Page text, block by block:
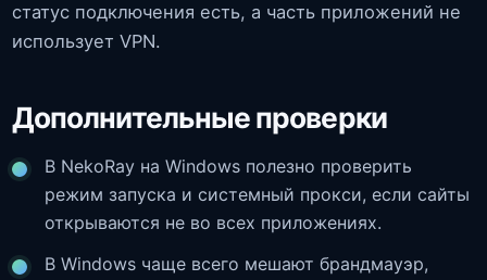
статус подключения есть, а часть приложений не
использует VPN.
Дополнительные проверки
В NekoRay на Windows полезно проверить
режим запуска и системный прокси, если сайты
открываются не во всех приложениях.
В Windows чаще всего мешают брандмауэр,